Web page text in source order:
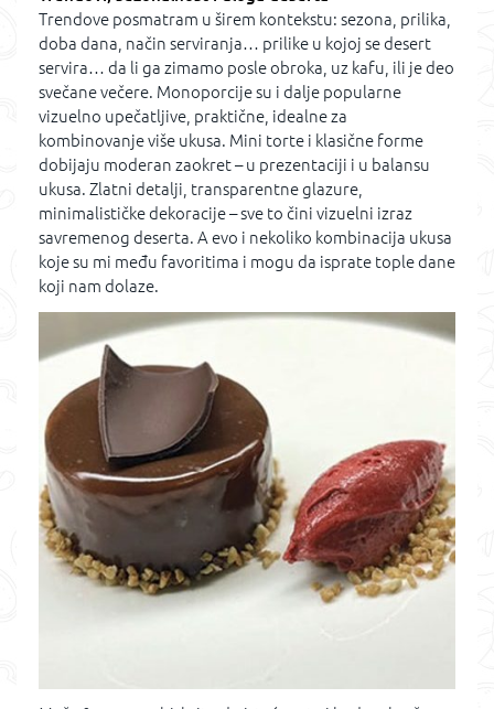
Trendove posmatram u širem kontekstu: sezona, prilika,
doba dana, način serviranja… prilike u kojoj se desert
servira… da li ga zimamo posle obroka, uz kafu, ili je deo
svečane večere. Monoporcije su i dalje popularne
vizuelno upečatljive, praktične, idealne za
kombinovanje više ukusa. Mini torte i klasične forme
dobijaju moderan zaokret – u prezentaciji i u balansu
ukusa. Zlatni detalji, transparentne glazure,
minimalističke dekoracije – sve to čini vizuelni izraz
savremenog deserta. A evo i nekoliko kombinacija ukusa
koje su mi među favoritima i mogu da isprate tople dane
koji nam dolaze.